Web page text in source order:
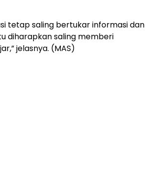
tetap saling bertukar informasi dan
diharapkan saling memberi
jelasnya. (MAS)